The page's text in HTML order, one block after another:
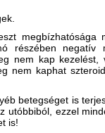
megbízhatósága
részében negatív
nem kap
nem kaphat
betegséget is
utóbbiból, ezzel
is!